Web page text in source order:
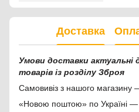
Доставка
Умови доставки актуальні
товарів із розділу Зброя
Самовивіз з нашого магазину
«Новою поштою» по Україні —